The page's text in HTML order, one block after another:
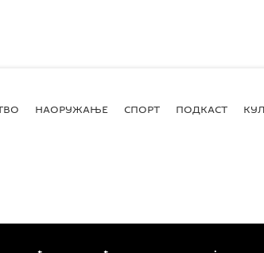
НАОРУЖАЊЕ СПОРТ ПОДКАСТ